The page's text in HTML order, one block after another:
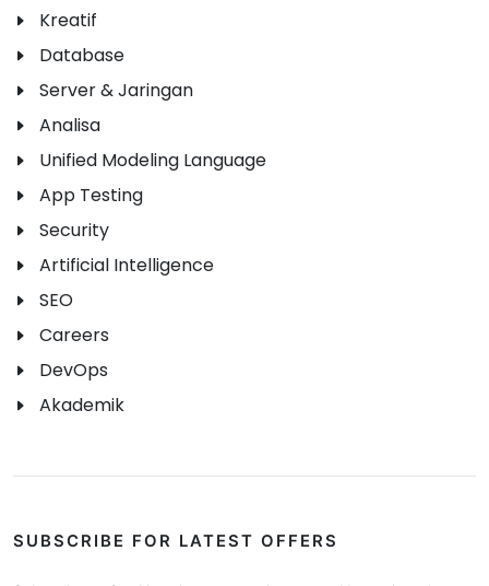
Kreatif
Database
Server & Jaringan
Analisa
Unified Modeling Language
App Testing
Security
Artificial Intelligence
SEO
Careers
DevOps
Akademik
SUBSCRIBE FOR LATEST OFFERS